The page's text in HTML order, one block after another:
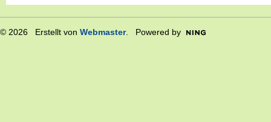
© 2026 Erstellt von Webmaster. Powered by